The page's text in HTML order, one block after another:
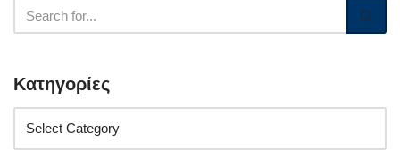
Κατηγορίες